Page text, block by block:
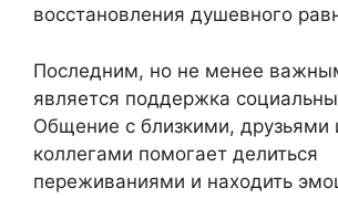
восстановления душевного
Последним, но не менее
является поддержка
Общение с близкими, друзьями
коллегами помогает делиться
переживаниями и находить